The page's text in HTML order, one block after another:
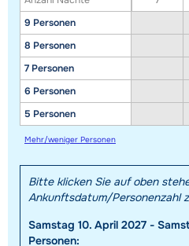
9 Personen
8 Personen
7 Personen
6 Personen
5 Personen
Mehr/weniger Personen
Bitte klicken Sie auf oben
Ankunftsdatum/Personenzahl
Samstag 10. April 2027 -
Personen: